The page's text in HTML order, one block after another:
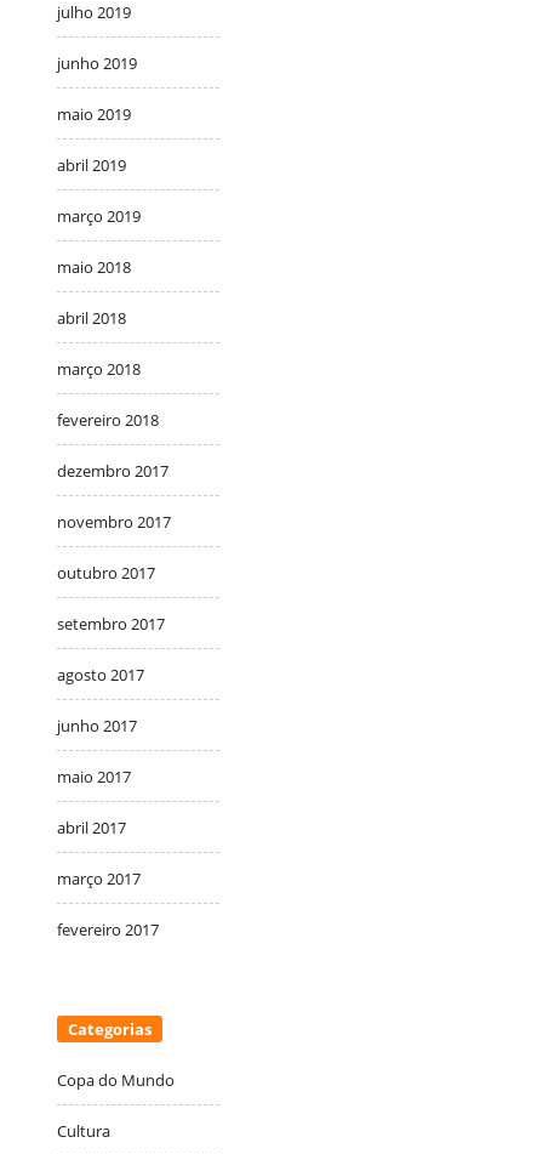
julho 2019
junho 2019
maio 2019
abril 2019
março 2019
maio 2018
abril 2018
março 2018
fevereiro 2018
dezembro 2017
novembro 2017
outubro 2017
setembro 2017
agosto 2017
junho 2017
maio 2017
abril 2017
março 2017
fevereiro 2017
Categorias
Copa do Mundo
Cultura